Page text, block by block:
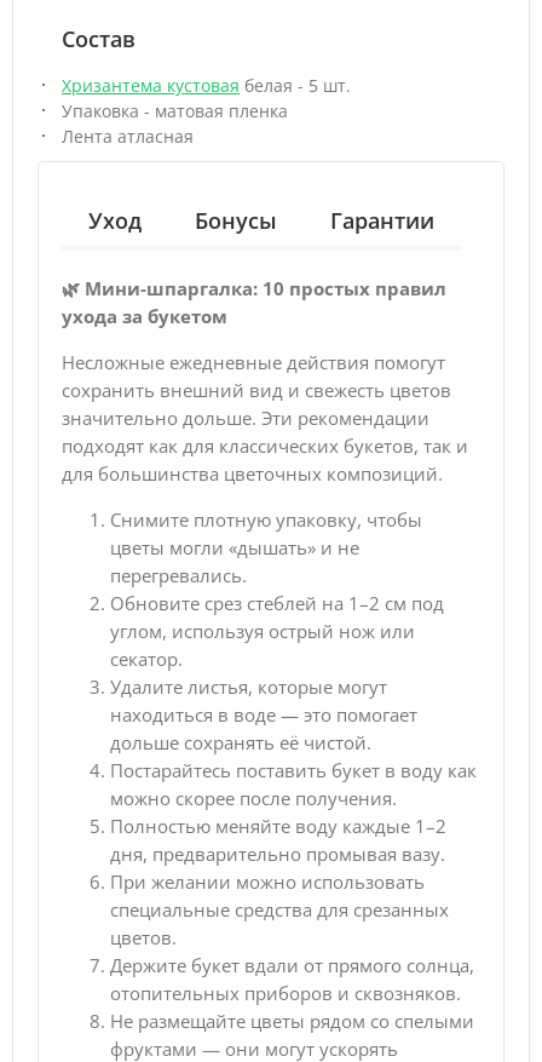
Состав
Хризантема кустовая белая - 5 шт.
Упаковка - матовая пленка
Лента атласная
Уход Бонусы Гарантии
🌿 Мини-шпаргалка: 10 простых правил
ухода за букетом
Несложные ежедневные действия помогут
сохранить внешний вид и свежесть цветов
значительно дольше. Эти рекомендации
подходят как для классических букетов, так и
для большинства цветочных композиций.
Снимите плотную упаковку, чтобы
цветы могли «дышать» и не
перегревались.
Обновите срез стеблей на 1–2 см под
углом, используя острый нож или
секатор.
Удалите листья, которые могут
находиться в воде — это помогает
дольше сохранять её чистой.
Постарайтесь поставить букет в воду как
можно скорее после получения.
Полностью меняйте воду каждые 1–2
дня, предварительно промывая вазу.
При желании можно использовать
специальные средства для срезанных
цветов.
Держите букет вдали от прямого солнца,
отопительных приборов и сквозняков.
Не размещайте цветы рядом со спелыми
фруктами — они могут ускорять